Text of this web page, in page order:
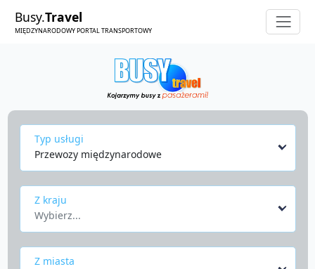
Busy.Travel
MIĘDZYNARODOWY PORTAL TRANSPORTOWY
Typ usługi
Przewozy międzynarodowe
Z kraju
Wybierz...
Z miasta